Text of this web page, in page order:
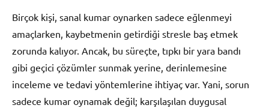
Birçok kişi, sanal kumar oynarken sadece eğlenmeyi
amaçlarken, kaybetmenin getirdiği stresle baş etmek
zorunda kalıyor. Ancak, bu süreçte, tıpkı bir yara bandı
gibi geçici çözümler sunmak yerine, derinlemesine
inceleme ve tedavi yöntemlerine ihtiyaç var. Yani, sorun
sadece kumar oynamak değil; karşılaşılan duygusal